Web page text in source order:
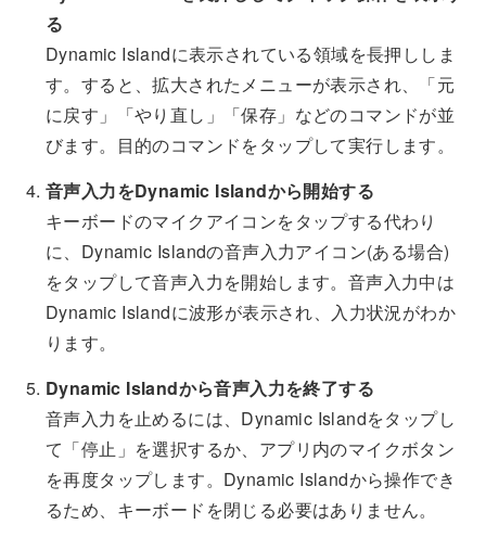
る
Dynamic Islandに表示されている領域を長押ししま
す。すると、拡大されたメニューが表示され、「元
に戻す」「やり直し」「保存」などのコマンドが並
びます。目的のコマンドをタップして実行します。
音声入力をDynamic Islandから開始する
キーボードのマイクアイコンをタップする代わり
に、Dynamic Islandの音声入力アイコン(ある場合)
をタップして音声入力を開始します。音声入力中は
Dynamic Islandに波形が表示され、入力状況がわか
ります。
Dynamic Islandから音声入力を終了する
音声入力を止めるには、Dynamic Islandをタップし
て「停止」を選択するか、アプリ内のマイクボタン
を再度タップします。Dynamic Islandから操作でき
るため、キーボードを閉じる必要はありません。